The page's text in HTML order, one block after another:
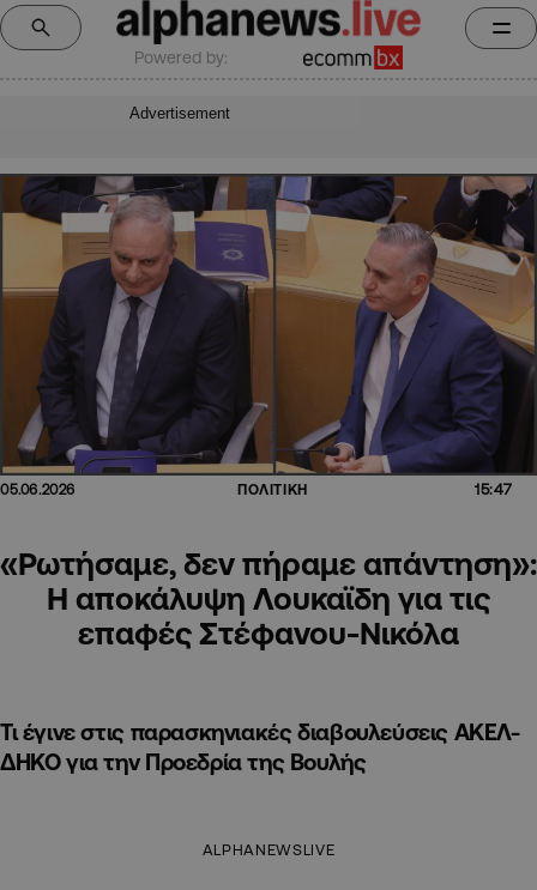
Powered by:
Advertisement
05.06.2026 ΠΟΛΙΤΙΚΗ 15:47
«Ρωτήσαμε, δεν πήραμε απάντηση»:
Η αποκάλυψη Λουκαϊδη για τις
επαφές Στέφανου-Νικόλα
Τι έγινε στις παρασκηνιακές διαβουλεύσεις ΑΚΕΛ-
ΔΗΚΟ για την Προεδρία της Βουλής
ALPHANEWSLIVE